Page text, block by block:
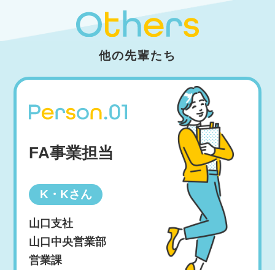
他の先輩たち
FA事業担当
K・Kさん
山口支社
山口中央営業部
営業課